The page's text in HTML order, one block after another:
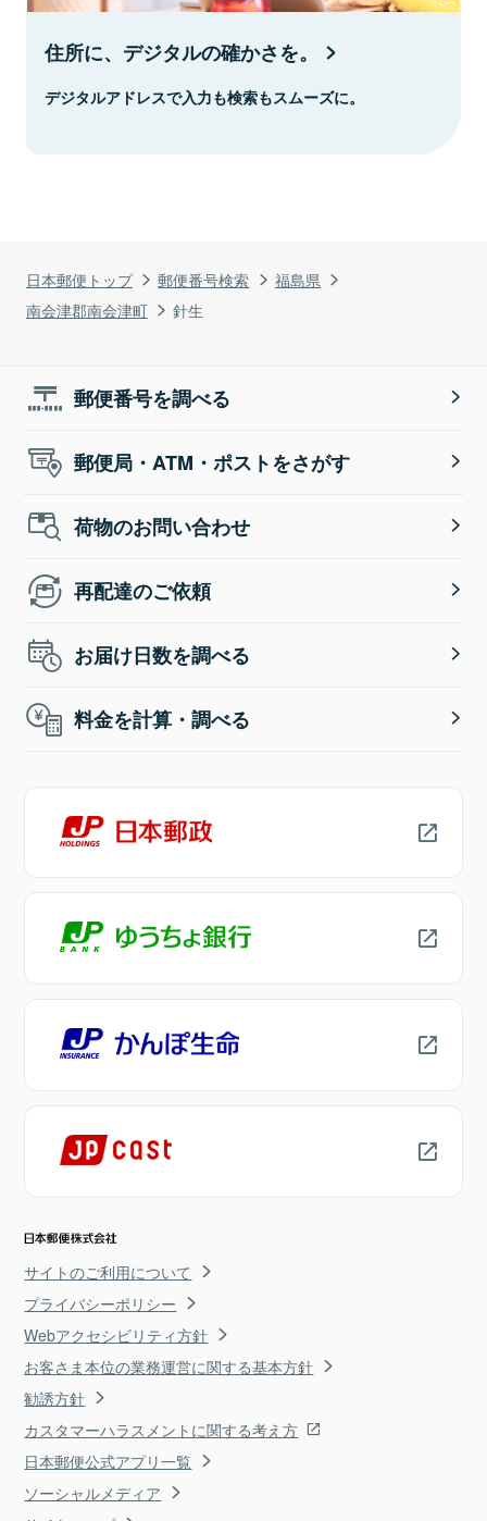
日本郵便トップ 郵便番号検索
福島県
南会津郡南会津町
針生
住所に、デジタルの確かさを。
デジタルアドレスで入力も検索もスムーズに。
郵便番号を調べる
郵便局・ATM・ポストをさがす
荷物のお問い合わせ
再配達のご依頼
お届け日数を調べる
料金を計算・調べる
サイトのご利用について
プライバシーポリシー
Webアクセシビリティ方針
お客さま本位の業務運営に関する基本方針
勧誘方針
カスタマーハラスメントに関する考え方
日本郵便公式アプリ一覧
ソーシャルメディア